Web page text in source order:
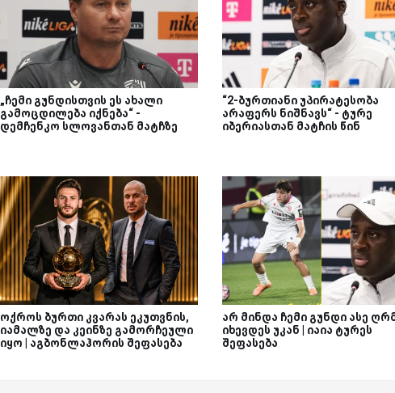
„ჩემი გუნდისთვის ეს ახალი
გამოცდილება იქნება“ -
დემჩენკო სლოვანთან მატჩზე
“2-ბურთიანი უპირატესობა
არაფერს ნიშნავს“ - ტურე
იბერიასთან მატჩის წინ
ოქროს ბურთი კვარას ეკუთვნის,
იამალზე და კეინზე გამორჩეული
იყო | აგბონლაჰორის შეფასება
არ მინდა ჩემი გუნდი ასე
იხევდეს უკან | იაია ტურეს
შეფასება